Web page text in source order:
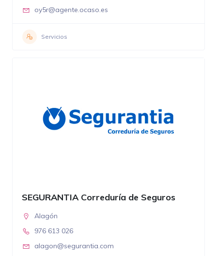
oy5r@agente.ocaso.es
Servicios
SEGURANTIA Correduría de Seguros
Alagón
976 613 026
alagon@segurantia.com